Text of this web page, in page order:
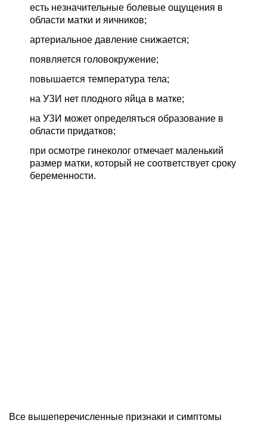
есть незначительные болевые ощущения в
области матки и яичников;
артериальное давление снижается;
появляется головокружение;
повышается температура тела;
на УЗИ нет плодного яйца в матке;
на УЗИ может определяться образование в
области придатков;
при осмотре гинеколог отмечает маленький
размер матки, который не соответствует сроку
беременности.
Все вышеперечисленные признаки и симптомы